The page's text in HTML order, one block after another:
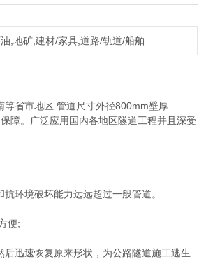
,地矿,建材/家具,道路/轨道/船舶
省市地区.管道尺寸外径800mm壁厚
障。广泛应用国内各地区隧道工程并且深受
环境破坏能力远远超过一般管道。
便;
迅速恢复原来形状，为公路隧道施工逃生